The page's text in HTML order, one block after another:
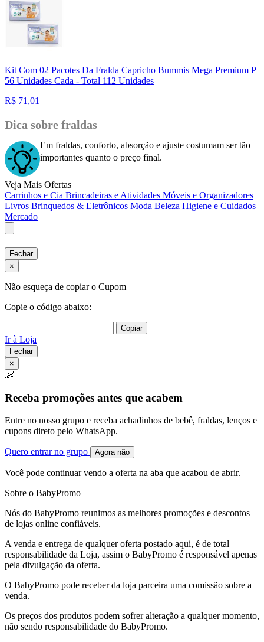
Kit Com 02 Pacotes Da Fralda Capricho Bummis Mega Premium P
56 Unidades Cada - Total 112 Unidades
R$ 71,01
Dica sobre fraldas
Em fraldas, conforto, absorção e ajuste costumam ser tão
importantes quanto o preço final.
Veja Mais Ofertas
Carrinhos e Cia Brincadeiras e Atividades Móveis e Organizadores
Livros Brinquedos & Eletrônicos Moda Beleza Higiene e Cuidados
Mercado
Fechar
×
Não esqueça de copiar o Cupom
Copie o código abaixo:
Copiar
Ir à Loja
Fechar
×
👶
Receba promoções antes que acabem
Entre no nosso grupo e receba achadinhos de bebê, fraldas, lenços e
cupons direto pelo WhatsApp.
Quero entrar no grupo Agora não
Você pode continuar vendo a oferta na aba que acabou de abrir.
Sobre o BabyPromo
Nós do BabyPromo reunimos as melhores promoções e descontos
de lojas online confiáveis.
A venda e entrega de qualquer oferta postado aqui, é de total
responsabilidade da Loja, assim o BabyPromo é responsável apenas
pela divulgação da oferta.
O BabyPromo pode receber da loja parceira uma comissão sobre a
venda.
Os preços dos produtos podem sofrer alteração a qualquer momento,
não sendo responsabilidade do BabyPromo.